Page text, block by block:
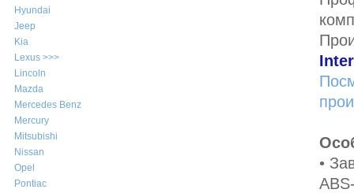
Hyundai
Jeep
Kia
Lexus >>>
Lincoln
Mazda
Mercedes Benz
Mercury
Mitsubishi
Nissan
Opel
Pontiac
•